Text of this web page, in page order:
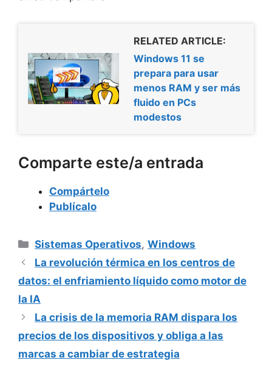
RELATED ARTICLE:
Windows 11 se
prepara para usar
menos RAM y ser más
fluido en PCs
modestos
Comparte este/a entrada
Compártelo
Publícalo
Categorías
Sistemas Operativos,Windows
La revolución térmica en los centros de
datos: el enfriamiento líquido como motor de
la IA
La crisis de la memoria RAM dispara los
precios de los dispositivos y obliga a las
marcas a cambiar de estrategia